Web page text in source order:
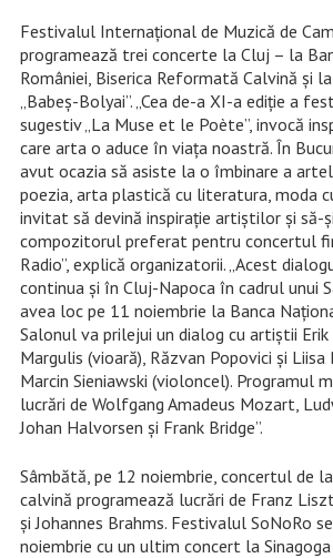
Festivalul Internațional de Muzică de
programează trei concerte la Cluj – la
României, Biserica Reformată Calvină și
„Babeș-Bolyai”. „Cea de-a XI-a ediție a
sugestiv „La Muse et le Poète”, invocă
care arta o aduce în viața noastră. În
avut ocazia să asiste la o îmbinare a
poezia, arta plastică cu literatura, moda
invitat să devină inspirație artiștilor și să-
compozitorul preferat pentru concertul
Radio”, explică organizatorii. „Acest
continua și în Cluj-Napoca în cadrul unui
avea loc pe 11 noiembrie la Banca
Salonul va prilejui un dialog cu artiștii Erik
Margulis (vioară), Răzvan Popovici și Liisa
Marcin Sieniawski (violoncel). Programul
lucrări de Wolfgang Amadeus Mozart,
Johan Halvorsen și Frank Bridge”.
Sâmbătă, pe 12 noiembrie, concertul de
calvină programează lucrări de Franz
și Johannes Brahms. Festivalul SoNoRo
noiembrie cu un ultim concert la